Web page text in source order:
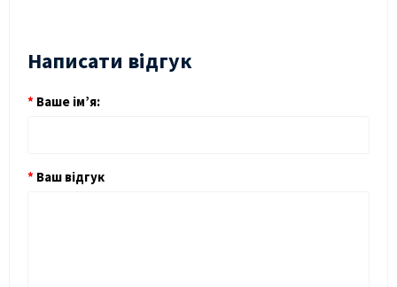
Написати відгук
Ваше ім’я:
Ваш відгук